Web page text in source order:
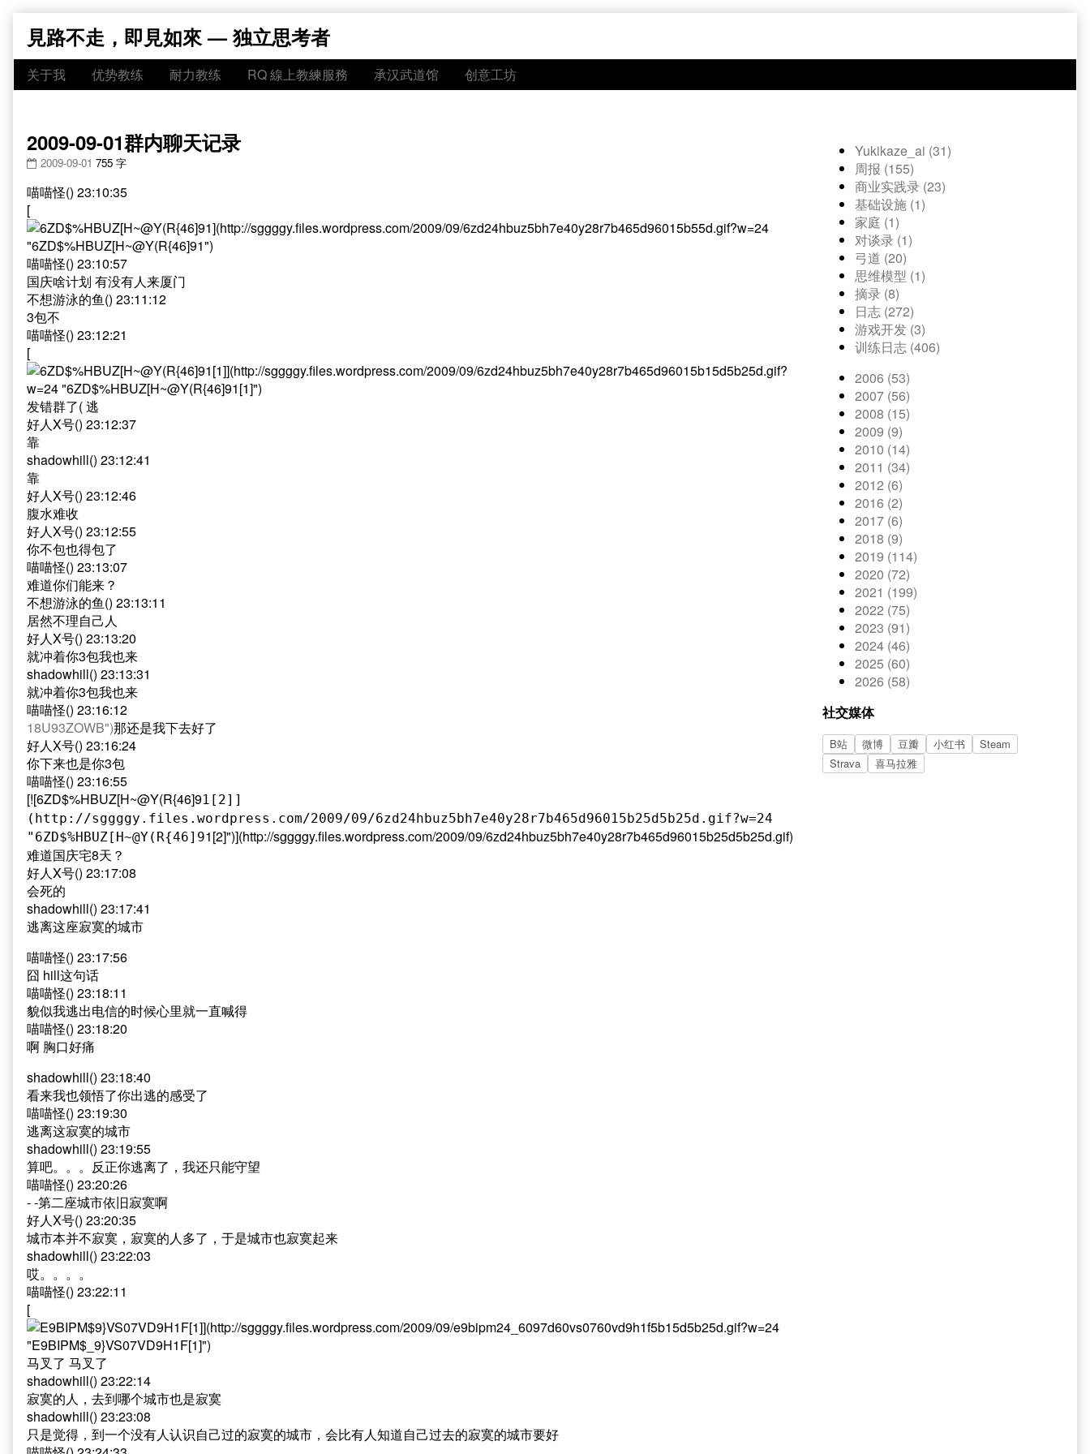
content
見路不走，即見如來 — 独立思考者
关于我 优势教练 耐力教练 RQ 線上教練服務 承汉武道馆 创意工坊
2009-09-01群内聊天记录
2009-09-01 755 字
喵喵怪() 23:10:35
[
喵喵怪() 23:10:57
国庆啥计划 有没有人来厦门
不想游泳的鱼() 23:11:12
3包不
喵喵怪() 23:12:21
[
发错群了( 逃
好人X号() 23:12:37
靠
shadowhill() 23:12:41
靠
好人X号() 23:12:46
腹水难收
好人X号() 23:12:55
你不包也得包了
喵喵怪() 23:13:07
难道你们能来？
不想游泳的鱼() 23:13:11
居然不理自己人
好人X号() 23:13:20
就冲着你3包我也来
shadowhill() 23:13:31
就冲着你3包我也来
喵喵怪() 23:16:12
18U93ZOWB")那还是我下去好了
好人X号() 23:16:24
你下来也是你3包
喵喵怪() 23:16:55
[![6ZD$%HBUZ[H~@Y(R{46]91[2]]
(http://sggggy.files.wordpress.com/2009/09/6zd24hbuz5bh7e40y28r7b465d96015b25d5b25d.gif?w=24
"6ZD$%HBUZ[H~@Y(R{46]91[2]")](http://sggggy.files.wordpress.com/2009/09/6zd24hbuz5bh7e40y28r7b465d96015b25d5b25d.gif)
难道国庆宅8天？
好人X号() 23:17:08
会死的
shadowhill() 23:17:41
逃离这座寂寞的城市
喵喵怪() 23:17:56
囧 hill这句话
喵喵怪() 23:18:11
貌似我逃出电信的时候心里就一直喊得
喵喵怪() 23:18:20
啊 胸口好痛
shadowhill() 23:18:40
看来我也领悟了你出逃的感受了
喵喵怪() 23:19:30
逃离这寂寞的城市
shadowhill() 23:19:55
算吧。。。反正你逃离了，我还只能守望
喵喵怪() 23:20:26
- -第二座城市依旧寂寞啊
好人X号() 23:20:35
城市本并不寂寞，寂寞的人多了，于是城市也寂寞起来
shadowhill() 23:22:03
哎。。。。
喵喵怪() 23:22:11
[
马叉了 马叉了
shadowhill() 23:22:14
寂寞的人，去到哪个城市也是寂寞
shadowhill() 23:23:08
只是觉得，到一个没有人认识自己过的寂寞的城市，会比有人知道自己过去的寂寞的城市要好
Yukikaze_ai (31)
周报 (155)
商业实践录 (23)
基础设施 (1)
家庭 (1)
对谈录 (1)
弓道 (20)
思维模型 (1)
摘录 (8)
日志 (272)
游戏开发 (3)
训练日志 (406)
2006 (53)
2007 (56)
2008 (15)
2009 (9)
2010 (14)
2011 (34)
2012 (6)
2016 (2)
2017 (6)
2018 (9)
2019 (114)
2020 (72)
2021 (199)
2022 (75)
2023 (91)
2024 (46)
2025 (60)
2026 (58)
社交媒体
B站 微博 豆瓣 小红书
Steam
Strava
喜马拉雅